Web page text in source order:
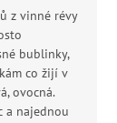
z vinné révy
bublinky,
co žijí v
ovocná.
a najednou